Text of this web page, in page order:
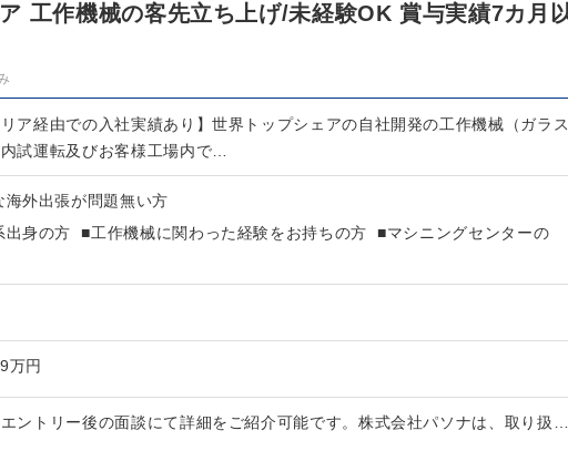
工作機械の客先立ち上げ/未経験OK 賞与実績7カ月
リア経由での入社実績あり】世界トップシェアの自社開発の工作機械（ガラ
試運転及びお客様工場内で…
海外出張が問題無い方
出身の方 ■工作機械に関わった経験をお持ちの方 ■マシニングセンターの
万円
ントリー後の面談にて詳細をご紹介可能です。株式会社パソナは、取り扱